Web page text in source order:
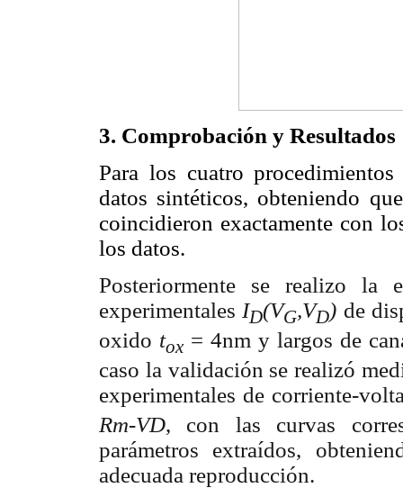
3. Comprobación y Resultados
Para los cuatro
datos sintéticos, obteniendo
coincidieron exactamente con
los datos.
Posteriormente se realizo la
experimentales ID(VG,VD) de
oxido tox = 4nm y largos de
caso la validación se realizó
experimentales de corriente-
Rm-VD, con las curvas
parámetros extraídos,
adecuada reproducción.